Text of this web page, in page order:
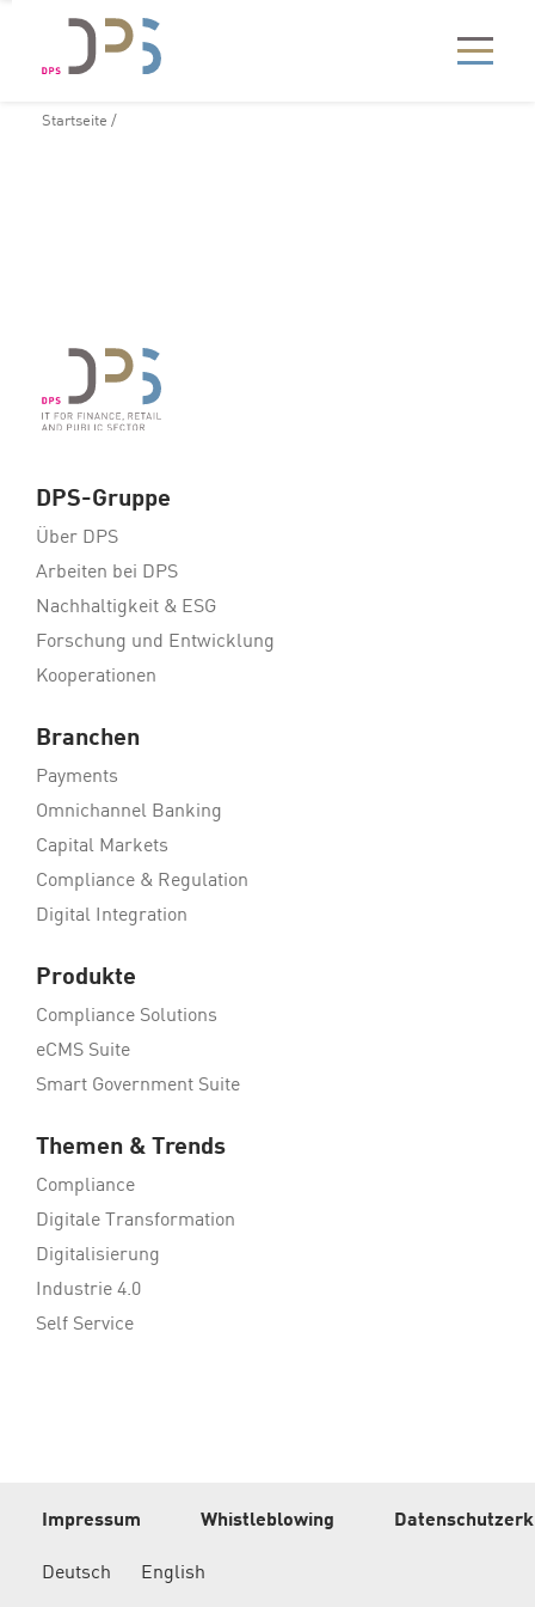
Startseite /
DPS-Gruppe
Über DPS
Arbeiten bei DPS
Nachhaltigkeit & ESG
Forschung und Entwicklung
Kooperationen
Branchen
Payments
Omnichannel Banking
Capital Markets
Compliance & Regulation
Digital Integration
Produkte
Compliance Solutions
eCMS Suite
Smart Government Suite
Themen & Trends
Compliance
Digitale Transformation
Digitalisierung
Industrie 4.0
Self Service
Impressum Whistleblowing
Deutsch English